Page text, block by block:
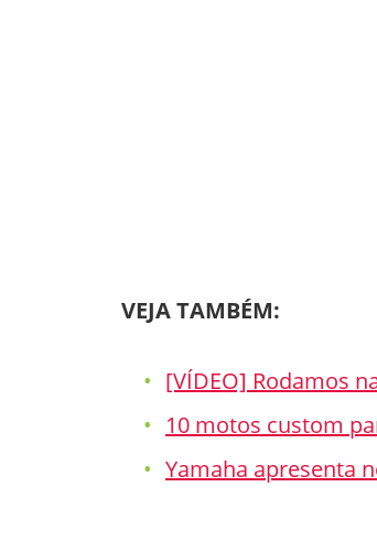
VEJA TAMBÉM:
[VÍDEO] Rodamos
10 motos custom
Yamaha apresenta